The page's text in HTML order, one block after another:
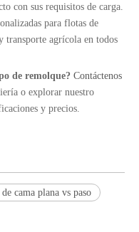
con sus requisitos de carga.
para flotas de
transporte agrícola en todos
de remolque? Contáctenos
o explorar nuestro
y precios.
cama plana vs paso